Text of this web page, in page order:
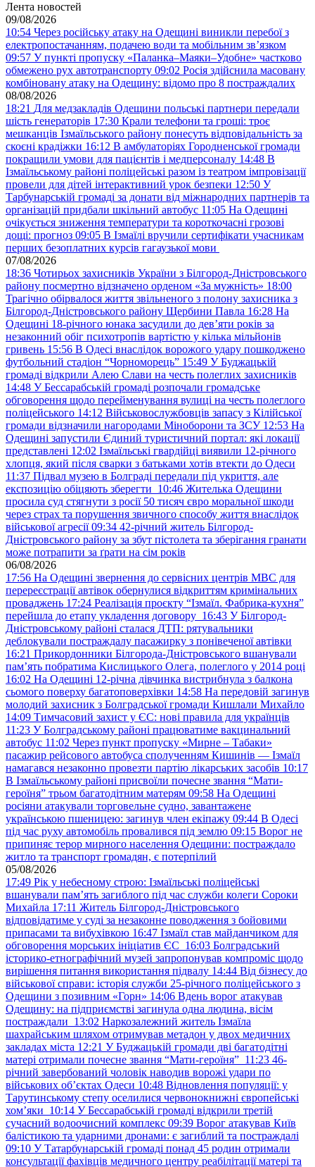
Лента новостей
09/08/2026
10:54 Через російську атаку на Одещині виникли перебої з
електропостачанням, подачею води та мобільним звʼязком
09:57 У пункті пропуску «Паланка–Маяки–Удобне» частково
обмежено рух автотранспорту 09:02 Росія здійснила масовану
комбіновану атаку на Одещину: відомо про 8 постраждалих
08/08/2026
18:21 Для медзакладів Одещини польські партнери передали
шість генераторів 17:30 Крали телефони та гроші: троє
мешканців Ізмаїльського району понесуть відповідальність за
скоєні крадіжки 16:12 В амбулаторіях Городненської громади
покращили умови для пацієнтів і медперсоналу 14:48 В
Ізмаїльському районі поліцейські разом із театром імпровізації
провели для дітей інтерактивний урок безпеки 12:50 У
Тарбунарській громаді за донати від міжнародних партнерів та
організацій придбали шкільний автобус 11:05 На Одещині
очікується зниження температури та короткочасні грозові
дощі: прогноз 09:05 В Ізмаїлі вручили сертифікати учасникам
перших безоплатних курсів гагаузької мови
07/08/2026
18:36 Чотирьох захисників України з Білгород-Дністровського
району посмертно відзначено орденом «За мужність» 18:00
Трагічно обірвалося життя звільненого з полону захисника з
Білгород-Дністровського району Щербини Павла 16:28 На
Одещині 18-річного юнака засудили до дев’яти років за
незаконний обіг психотропів вартістю у кілька мільйонів
гривень 15:56 В Одесі внаслідок ворожого удару пошкоджено
футбольний стадіон “Чорноморець” 15:49 У Буджацькій
громаді відкрили Алею Слави на честь полеглих захисників
14:48 У Бессарабській громаді розпочали громадське
обговорення щодо перейменування вулиці на честь полеглого
поліцейського 14:12 Військовослужбовців запасу з Кілійської
громади відзначили нагородами Міноборони та ЗСУ 12:53 На
Одещині запустили Єдиний туристичний портал: які локації
представлені 12:02 Ізмаїльські гвардійці виявили 12-річного
хлопця, який після сварки з батьками хотів втекти до Одеси
11:37 Підвал музею в Болграді передали під укриття, але
експозицію обіцяють зберегти 10:46 Жителька Одещини
просила суд стягнути з росії 50 тисяч євро моральної шкоди
через страх та порушення звичного способу життя внаслідок
військової агресії 09:34 42-річний житель Білгород-
Дністровського району за збут пістолета та зберігання гранати
може потрапити за ґрати на сім років
06/08/2026
17:56 На Одещині звернення до сервісних центрів МВС для
перереєстрації автівок обернулися відкриттям кримінальних
проваджень 17:24 Реалізація проєкту “Ізмаїл. Фабрика-кухня”
перейшла до етапу укладення договору 16:43 У Білгород-
Дністровському районі сталася ДТП: рятувальники
деблокували постраждалу пасажирку з понівеченої автівки
16:21 Прикордонники Білгорода-Дністровського вшанували
пам’ять побратима Кислицького Олега, полеглого у 2014 році
16:02 На Одещині 12-річна дівчинка вистрибнула з балкона
сьомого поверху багатоповерхівки 14:58 На передовій загинув
молодий захисник з Болградської громади Кишлали Михайло
14:09 Тимчасовий захист у ЄС: нові правила для українців
11:23 У Болградському районі працюватиме вакцинальний
автобус 11:02 Через пункт пропуску «Мирне – Табаки»
пасажир рейсового автобуса сполученням Кишинів — Ізмаїл
намагався незаконно провезти партію лікарських засобів 10:17
В Ізмаїльському районі присвоїли почесне звання “Мати-
героїня” трьом багатодітним матерям 09:58 На Одещині
росіяни атакували торговельне судно, завантажене
українською пшеницею: загинув член екіпажу 09:44 В Одесі
під час руху автомобіль провалився під землю 09:15 Ворог не
припиняє терор мирного населення Одещини: постраждало
житло та транспорт громадян, є потерпілий
05/08/2026
17:49 Рік у небесному строю: Ізмаїльські поліцейські
вшанували пам’ять загиблого під час служби колеги Сороки
Михайла 17:11 Житель Білгород-Дністровського
відповідатиме у суді за незаконне поводження з бойовими
припасами та вибухівкою 16:47 Ізмаїл став майданчиком для
обговорення морських ініціатив ЄС 16:03 Болградський
історико-етнографічний музей запропонував компроміс щодо
вирішення питання використання підвалу 14:44 Від бізнесу до
військової справи: історія служби 25-річного поліцейського з
Одещини з позивним «Горн» 14:06 Вдень ворог атакував
Одещину: на підприємстві загинула одна людина, вісім
постраждали 13:02 Наркозалежний житель Ізмаїла
шахрайським шляхом отримував метадон у двох медичних
закладах міста 12:21 У Буджацькій громади дві багатодітні
матері отримали почесне звання “Мати-героїня” 11:23 46-
річний завербований чоловік наводив ворожі удари по
військових обʼєктах Одеси 10:48 Відновлення популяції: у
Тарутинському степу оселилися червонокнижні європейські
хом’яки 10:14 У Бессарабській громаді відкрили третій
сучасний водоочисний комплекс 09:39 Ворог атакував Київ
балістикою та ударними дронами: є загиблий та постраждалі
09:10 У Татарбунарській громаді понад 45 родин отримали
консультації фахівців медичного центру реабілітації матері та